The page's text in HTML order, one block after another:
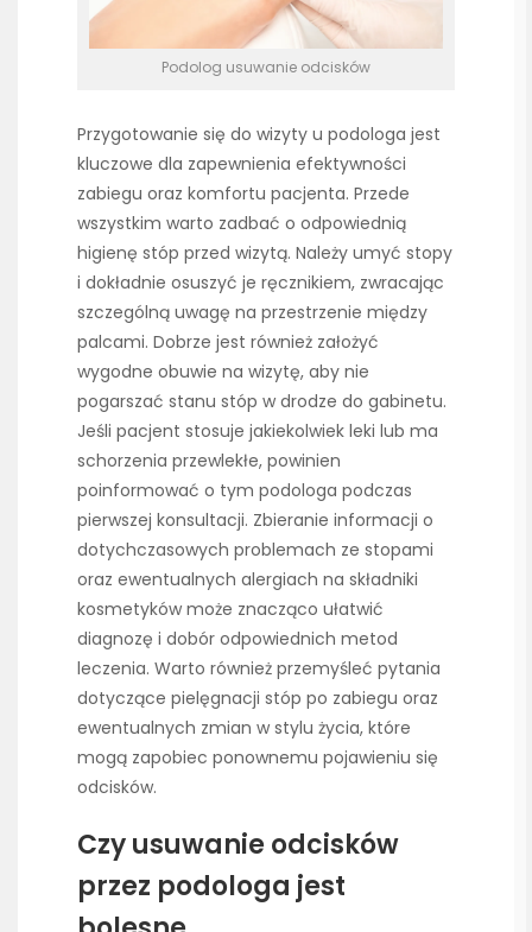
Podolog usuwanie odcisków
Przygotowanie się do wizyty u podologa jest
kluczowe dla zapewnienia efektywności
zabiegu oraz komfortu pacjenta. Przede
wszystkim warto zadbać o odpowiednią
higienę stóp przed wizytą. Należy umyć stopy
i dokładnie osuszyć je ręcznikiem, zwracając
szczególną uwagę na przestrzenie między
palcami. Dobrze jest również założyć
wygodne obuwie na wizytę, aby nie
pogarszać stanu stóp w drodze do gabinetu.
Jeśli pacjent stosuje jakiekolwiek leki lub ma
schorzenia przewlekłe, powinien
poinformować o tym podologa podczas
pierwszej konsultacji. Zbieranie informacji o
dotychczasowych problemach ze stopami
oraz ewentualnych alergiach na składniki
kosmetyków może znacząco ułatwić
diagnozę i dobór odpowiednich metod
leczenia. Warto również przemyśleć pytania
dotyczące pielęgnacji stóp po zabiegu oraz
ewentualnych zmian w stylu życia, które
mogą zapobiec ponownemu pojawieniu się
odcisków.
Czy usuwanie odcisków
przez podologa jest